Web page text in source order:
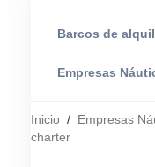
Barcos de
Empresas
Inicio / Empresas
charter